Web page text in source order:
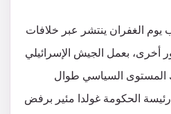
الغفران ينتشر عبر خلافات
أخرى، بعمل الجيش الإسرائيلي
المستوى السياسي طوال
رئيسة الحكومة غولدا مئير برفض